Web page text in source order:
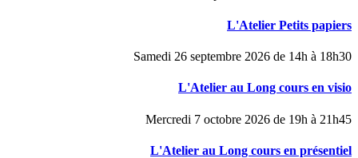
L'Atelier Petits papiers
Samedi 26 septembre 2026 de 14h à 18h30
L'Atelier au Long cours en visio
Mercredi 7 octobre 2026 de 19h à 21h45
L'Atelier au Long cours en présentiel